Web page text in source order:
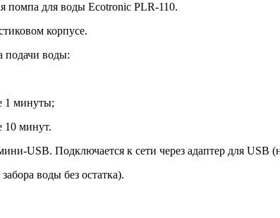
помпа для воды Ecotronic PLR-110.
корпусе.
подачи воды:
1 минуты;
10 минут.
USB. Подключается к сети через адаптер для USB
воды без остатка).